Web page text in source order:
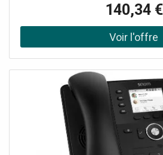
Switch ethernet Gigabit à 2
140,34 €